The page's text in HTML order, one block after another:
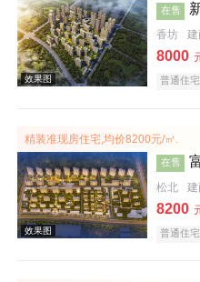
效果图
效果图
在售
香坊
8000
普通住宅
精装准现房住宅,均价8200元/㎡.
在售
松北
8200
普通住宅